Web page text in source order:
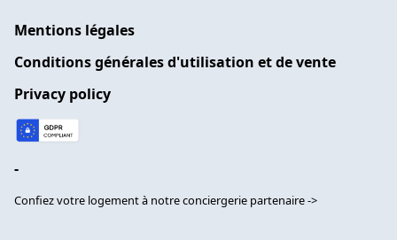
Mentions légales
Conditions générales d'utilisation et de vente
Privacy policy
-
Confiez votre logement à notre conciergerie partenaire ->